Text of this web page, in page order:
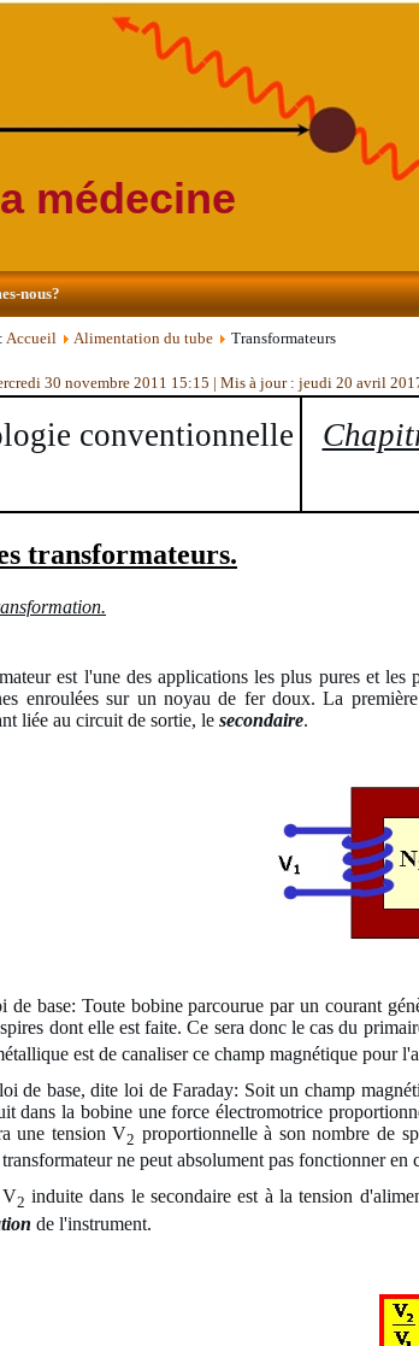
médecine
nous?
Accueil Alimentation du tube Transformateurs
30 novembre 2011 15:15 | Mis à jour : jeudi 20 avril
conventionnelle
transformateurs.
est l'une des applications les plus pures et
enroulées sur un noyau de fer doux. La
liée au circuit de sortie, le secondaire.
de base: Toute bobine parcourue par un courant
dont elle est faite. Ce sera donc le cas du
est de canaliser ce champ magnétique pour
de base, dite loi de Faraday: Soit un champ
dans la bobine une force électromotrice
une tension V2 proportionnelle à son nombre de
ne peut absolument pas fonctionner
V2 induite dans le secondaire est à la tension
de l'instrument.